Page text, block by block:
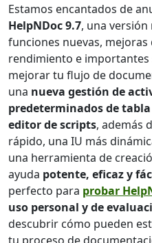
Estamos encantados de
HelpNDoc 9.7, una
funciones nuevas,
rendimiento e
mejorar tu flujo de
una nueva gestión de
predeterminados de tabla
editor de scripts, además
rápido, una IU más
una herramienta de
ayuda potente, eficaz y
perfecto para probar
uso personal y de
descubrir cómo pueden